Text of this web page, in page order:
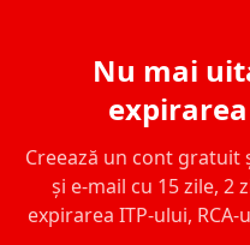
Nu mai
Creează un cont
și e-mail cu 15 zile, 2
expirarea ITP-ului, RCA-